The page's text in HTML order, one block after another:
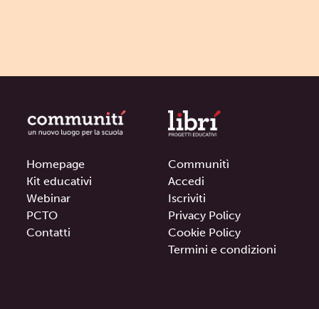
Homepage
Kit educativi
Webinar
PCTO
Contatti
Communitì
Accedi
Iscriviti
Privacy Policy
Cookie Policy
Termini e condizioni